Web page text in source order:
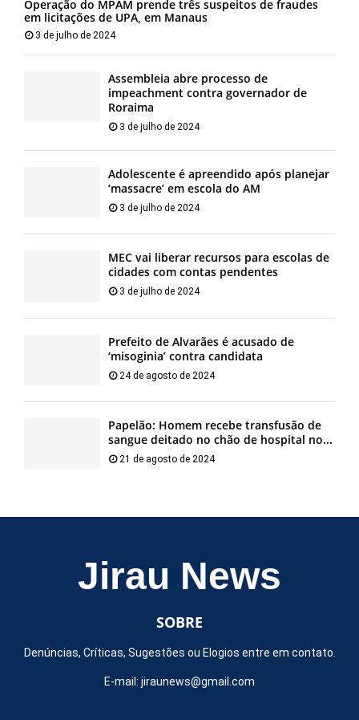
Operação do MPAM prende três suspeitos de fraudes
em licitações de UPA, em Manaus
3 de julho de 2024
Assembleia abre processo de
impeachment contra governador de
Roraima
3 de julho de 2024
Adolescente é apreendido após planejar
‘massacre’ em escola do AM
3 de julho de 2024
MEC vai liberar recursos para escolas de
cidades com contas pendentes
3 de julho de 2024
Prefeito de Alvarães é acusado de
‘misoginia’ contra candidata
24 de agosto de 2024
Papelão: Homem recebe transfusão de
sangue deitado no chão de hospital no...
21 de agosto de 2024
Jirau News
SOBRE
Denúncias, Críticas, Sugestões ou Elogios entre em contato.
E-mail: jiraunews@gmail.com